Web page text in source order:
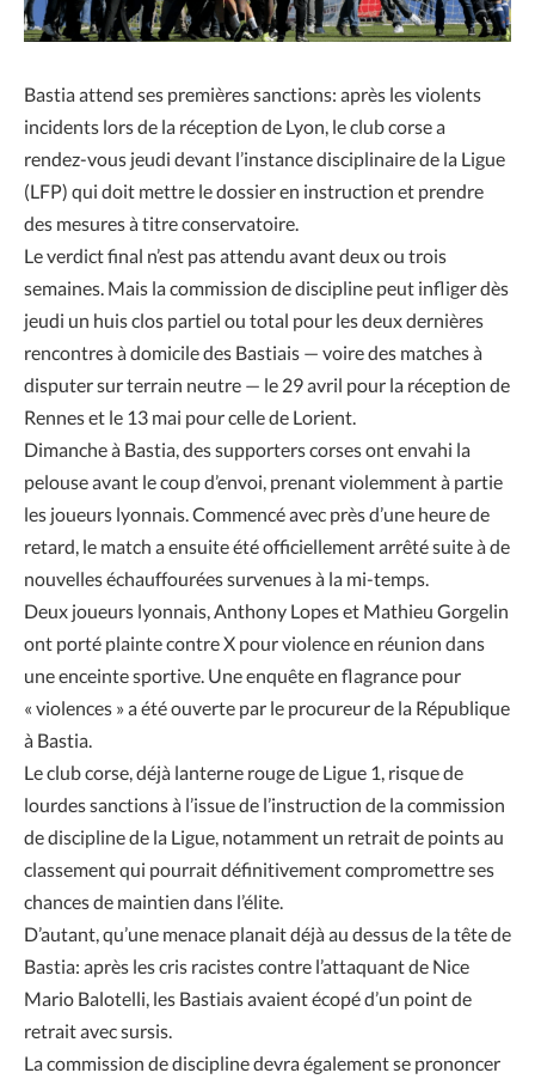
Bastia attend ses premières sanctions: après les violents
incidents lors de la réception de Lyon, le club corse a
rendez-vous jeudi devant l’instance disciplinaire de la Ligue
(LFP) qui doit mettre le dossier en instruction et prendre
des mesures à titre conservatoire.
Le verdict final n’est pas attendu avant deux ou trois
semaines. Mais la commission de discipline peut infliger dès
jeudi un huis clos partiel ou total pour les deux dernières
rencontres à domicile des Bastiais — voire des matches à
disputer sur terrain neutre — le 29 avril pour la réception de
Rennes et le 13 mai pour celle de Lorient.
Dimanche à Bastia, des supporters corses ont envahi la
pelouse avant le coup d’envoi, prenant violemment à partie
les joueurs lyonnais. Commencé avec près d’une heure de
retard, le match a ensuite été officiellement arrêté suite à de
nouvelles échauffourées survenues à la mi-temps.
Deux joueurs lyonnais, Anthony Lopes et Mathieu Gorgelin
ont porté plainte contre X pour violence en réunion dans
une enceinte sportive. Une enquête en flagrance pour
« violences » a été ouverte par le procureur de la République
à Bastia.
Le club corse, déjà lanterne rouge de Ligue 1, risque de
lourdes sanctions à l’issue de l’instruction de la commission
de discipline de la Ligue, notamment un retrait de points au
classement qui pourrait définitivement compromettre ses
chances de maintien dans l’élite.
D’autant, qu’une menace planait déjà au dessus de la tête de
Bastia: après les cris racistes contre l’attaquant de Nice
Mario Balotelli, les Bastiais avaient écopé d’un point de
retrait avec sursis.
La commission de discipline devra également se prononcer